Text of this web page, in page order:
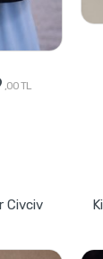
,00 TL
Civciv